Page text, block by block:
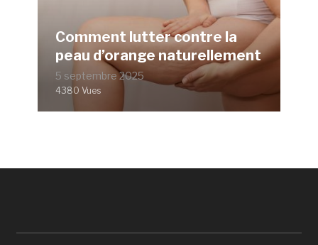
Comment lutter contre la
peau d’orange naturellement
5 septembre 2025
4380 Vues